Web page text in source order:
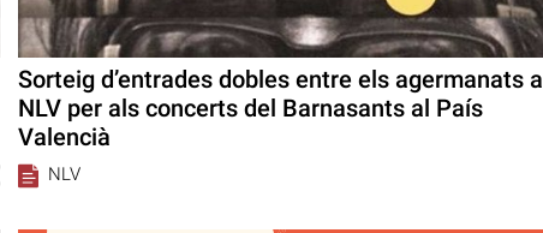
Sorteig d’entrades dobles entre els agermanats a
NLV per als concerts del Barnasants al País
Valencià
NLV